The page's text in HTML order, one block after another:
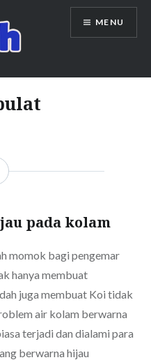
BENIH
INDONESIA
MENU
pada kolam
momok bagi pengemar
hanya membuat
juga membuat Koi tidak
air kolam berwarna
terjadi dan dialami para
berwarna hijau